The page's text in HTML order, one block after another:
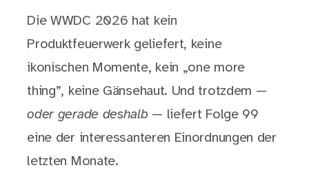
Die WWDC 2026 hat kein
Produktfeuerwerk geliefert, keine
ikonischen Momente, kein „one more
thing”, keine Gänsehaut. Und trotzdem —
oder gerade deshalb — liefert Folge 99
eine der interessanteren Einordnungen der
letzten Monate.